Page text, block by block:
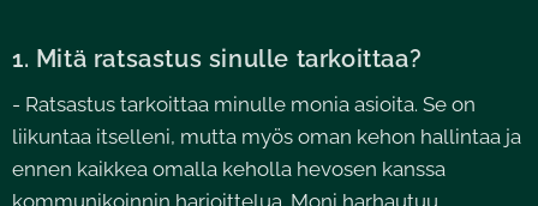
1. Mitä ratsastus sinulle tarkoittaa?
- Ratsastus tarkoittaa minulle monia asioita. Se on
liikuntaa itselleni, mutta myös oman kehon hallintaa ja
ennen kaikkea omalla keholla hevosen kanssa
kommunikoinnin harjoittelua. Moni harhautuu